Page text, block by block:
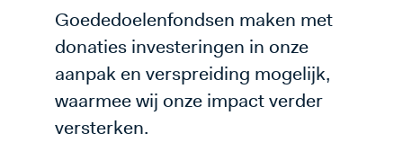
Goededoelenfondsen maken met
donaties investeringen in onze
aanpak en verspreiding mogelijk,
waarmee wij onze impact verder
versterken.